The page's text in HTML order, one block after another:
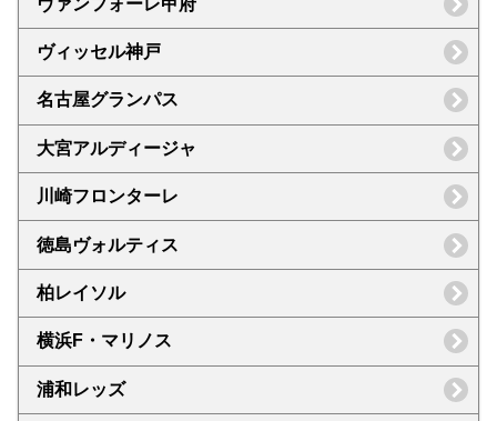
ヴィッセル神戸
名古屋グランパス
大宮アルディージャ
川崎フロンターレ
徳島ヴォルティス
柏レイソル
横浜F・マリノス
浦和レッズ